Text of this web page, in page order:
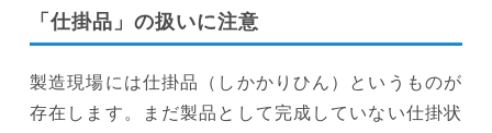
「仕掛品」の扱いに注意
製造現場には仕掛品（しかかりひん）というものが
存在します。まだ製品として完成していない仕掛状